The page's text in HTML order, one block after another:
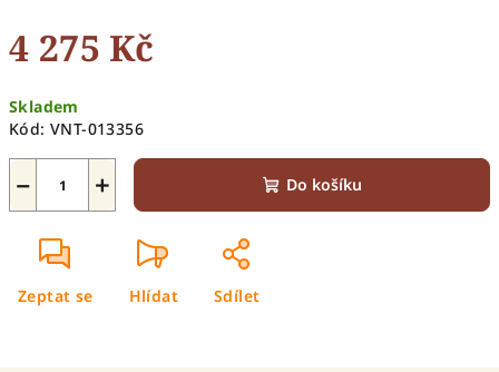
4 275 Kč
cena:
Skladem
Kód: VNT-013356
+
− Do košíku
Zeptat se Hlídat Sdílet